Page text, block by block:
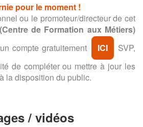
pour le moment !
ou le promoteur/directeur de cet
de Formation aux Métiers)
compte gratuitement ICI
SVP,
de compléter ou mettre à jour les
la disposition du public.
/ vidéos